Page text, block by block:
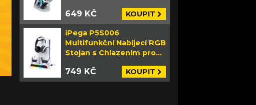
649 KČ KOUPIT
iPega P5S006
Multifunkční Nabíjecí RGB
Stojan s Chlazením pro
749 KČ KOUPIT